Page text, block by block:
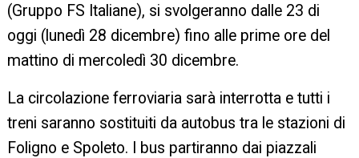
(Gruppo FS Italiane), si svolgeranno dalle 23 di
oggi (lunedì 28 dicembre) fino alle prime ore del
mattino di mercoledì 30 dicembre.
La circolazione ferroviaria sarà interrotta e tutti i
treni saranno sostituiti da autobus tra le stazioni di
Foligno e Spoleto. I bus partiranno dai piazzali